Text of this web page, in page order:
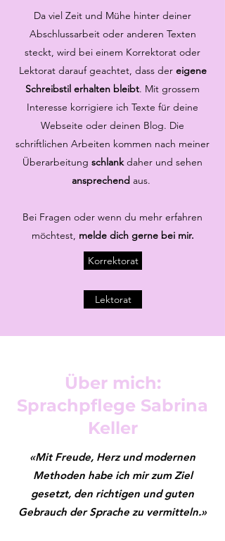
Da viel Zeit und Mühe hinter deiner
Abschlussarbeit oder anderen Texten
steckt, wird bei einem Korrektorat oder
Lektorat darauf geachtet, dass der eigene
Schreibstil erhalten bleibt. Mit grossem
Interesse korrigiere ich Texte für deine
Webseite oder deinen Blog. Die
schriftlichen Arbeiten kommen nach meiner
Überarbeitung schlankdaher und sehen
ansprechend aus.
Bei Fragen oder wenn du mehr erfahren
möchtest, melde dich gerne bei mir.
Korrektorat
Lektorat
Über mich:
Sprachpflege Sabrina
Keller
«Mit Freude, Herz und modernen
Methoden habe ich mir zum Ziel
gesetzt, den richtigen und guten
Gebrauch der Sprache zu vermitteln.»